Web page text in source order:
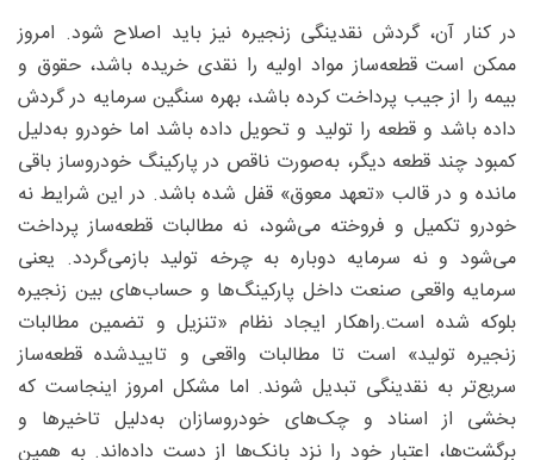
در کنار آن، گردش نقدینگی زنجیره نیز باید اصلاح شود. امروز
ممکن است قطعه‌ساز مواد اولیه را نقدی خریده باشد، حقوق و
بیمه را از جیب پرداخت کرده باشد، بهره سنگین سرمایه در گردش
داده باشد و قطعه را تولید و تحویل داده باشد اما خودرو به‌دلیل
کمبود چند قطعه دیگر، به‌صورت ناقص در پارکینگ خودروساز باقی
مانده و در قالب «تعهد معوق» قفل شده باشد. در این شرایط نه
خودرو تکمیل و فروخته می‌شود، نه مطالبات قطعه‌ساز پرداخت
می‌شود و نه سرمایه دوباره به چرخه تولید بازمی‌گردد. یعنی
سرمایه واقعی صنعت داخل پارکینگ‌ها و حساب‌های بین زنجیره
بلوکه شده است.راهکار ایجاد نظام «تنزیل و تضمین مطالبات
زنجیره تولید» است تا مطالبات واقعی و تاییدشده قطعه‌ساز
سریع‌تر به نقدینگی تبدیل شوند. اما مشکل امروز اینجاست که
بخشی از اسناد و چک‌های خودروسازان به‌دلیل تاخیرها و
برگشت‌ها، اعتبار خود را نزد بانک‌ها از دست داده‌اند. به همین